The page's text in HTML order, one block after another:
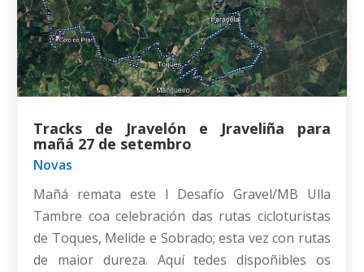
Tracks de Jravelón e Jraveliña para
mañá 27 de setembro
Novas
Mañá remata este I Desafío Gravel/MB Ulla
Tambre coa celebración das rutas cicloturistas
de Toques, Melide e Sobrado; esta vez con rutas
de maior dureza. Aquí tedes dispoñibles os